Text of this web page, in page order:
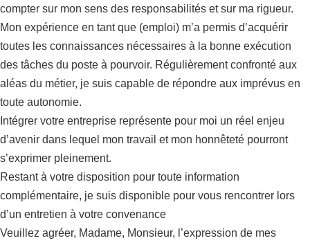
compter sur mon sens des responsabilités et sur ma rigueur.
Mon expérience en tant que (emploi) m’a permis d’acquérir
toutes les connaissances nécessaires à la bonne exécution
des tâches du poste à pourvoir. Régulièrement confronté aux
aléas du métier, je suis capable de répondre aux imprévus en
toute autonomie.
Intégrer votre entreprise représente pour moi un réel enjeu
d’avenir dans lequel mon travail et mon honnêteté pourront
s’exprimer pleinement.
Restant à votre disposition pour toute information
complémentaire, je suis disponible pour vous rencontrer lors
d’un entretien à votre convenance
Veuillez agréer, Madame, Monsieur, l’expression de mes